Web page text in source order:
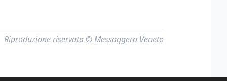
Riproduzione riservata © Messaggero Veneto